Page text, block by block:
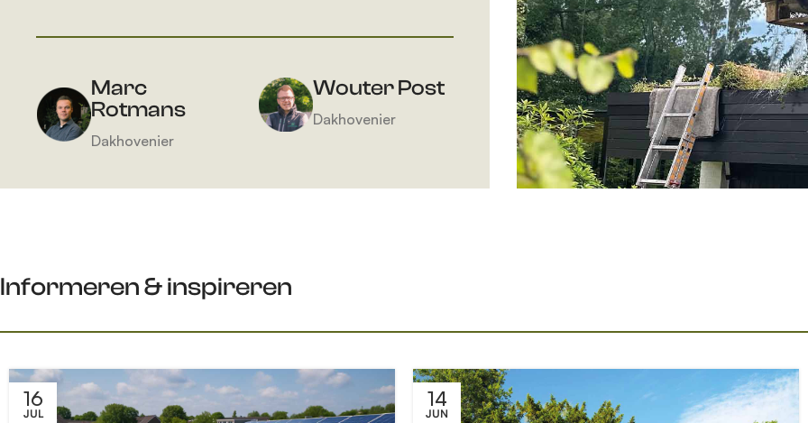
Marc
Rotmans
Dakhovenier
Wouter Post
Dakhovenier
Informeren & inspireren
16
JUL
14
JUN